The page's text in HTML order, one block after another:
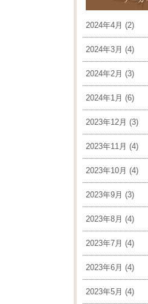
2024年4月 (2)
2024年3月 (4)
2024年2月 (3)
2024年1月 (6)
2023年12月 (3)
2023年11月 (4)
2023年10月 (4)
2023年9月 (3)
2023年8月 (4)
2023年7月 (4)
2023年6月 (4)
2023年5月 (4)